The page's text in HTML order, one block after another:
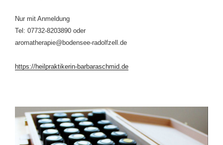
Nur mit Anmeldung
Tel: 07732-8203890 oder
aromatherapie@bodensee-radolfzell.de
https://heilpraktikerin-barbaraschmid.de